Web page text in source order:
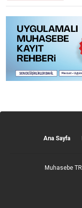
Ana Sayfa
Muhasebe TR